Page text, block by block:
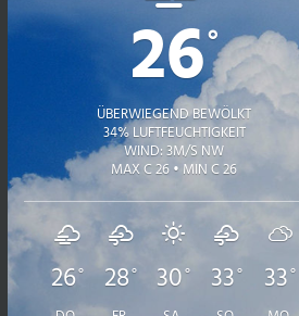
26°
ÜBERWIEGEND BEWÖLKT
34% LUFTFEUCHTIGKEIT
WIND: 3M/S NW
MAX C 26 • MIN C 26
26° 28° 30° 33° 33°